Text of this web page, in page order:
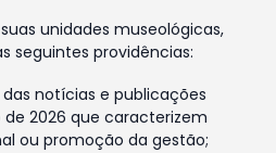
unidades museológicas,
seguintes providências:
notícias e publicações
2026 que caracterizem
ou promoção da gestão;